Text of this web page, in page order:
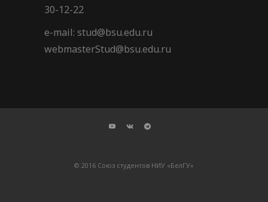
30-12-22
e-mail: stud@bsu.edu.ru
webmasterStud@bsu.edu.ru
© 2016 Союз студентов НИУ «БелГУ»